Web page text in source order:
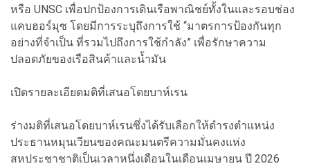
หรือ UNSC เพื่อปกป้องการเดินเรือพาณิชย์ทั้งในและรอบช่อง
แคบฮอร์มุซ โดยมีการระบุถึงการใช้ “มาตรการป้องกันทุก
อย่างที่จำเป็น ที่รวมไปถึงการใช้กำลัง” เพื่อรักษาความ
ปลอดภัยของเรือสินค้าและน้ำมัน
เปิดรายละเอียดมติที่เสนอโดยบาห์เรน
ร่างมติที่เสนอโดยบาห์เรนซึ่งได้รับเลือกให้ดำรงตำแหน่ง
ประธานหมุนเวียนของคณะมนตรีความมั่นคงแห่ง
สหประชาชาติเป็นเวลาหนึ่งเดือนในเดือนเมษายน ปี 2026